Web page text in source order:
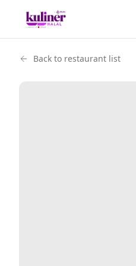
Back to restaurant list